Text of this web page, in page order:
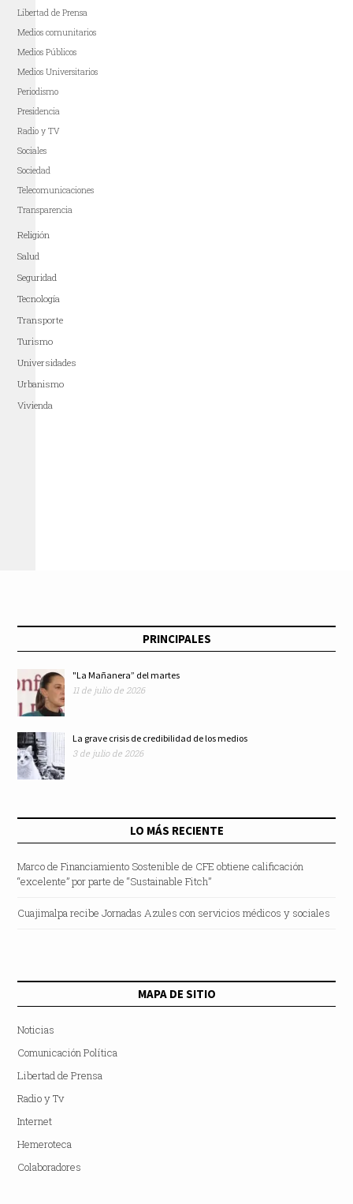
Libertad de Prensa
Medios comunitarios
Medios Públicos
Medios Universitarios
Periodismo
Presidencia
Radio y TV
Sociales
Sociedad
Telecomunicaciones
Transparencia
Religión
Salud
Seguridad
Tecnología
Transporte
Turismo
Universidades
Urbanismo
Vivienda
PRINCIPALES
"La Mañanera” del martes
11 de julio de 2026
La grave crisis de credibilidad de los medios
3 de julio de 2026
LO MÁS RECIENTE
Marco de Financiamiento Sostenible de CFE obtiene calificación
“excelente” por parte de “Sustainable Fitch”
Cuajimalpa recibe Jornadas Azules con servicios médicos y sociales
MAPA DE SITIO
Noticias
Comunicación Política
Libertad de Prensa
Radio y Tv
Internet
Hemeroteca
Colaboradores